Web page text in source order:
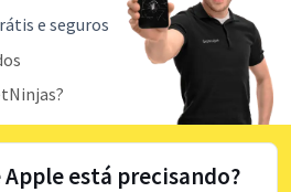
e seguros
Apple está precisando?